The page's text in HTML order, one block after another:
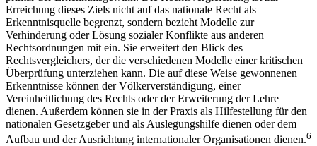
Erreichung dieses Ziels nicht auf das nationale Recht als
Erkenntnisquelle begrenzt, sondern bezieht Modelle zur
Verhinderung oder Lösung sozialer Konflikte aus anderen
Rechtsordnungen mit ein. Sie erweitert den Blick des
Rechtsvergleichers, der die verschiedenen Modelle einer kritischen
Überprüfung unterziehen kann. Die auf diese Weise gewonnenen
Erkenntnisse können der Völkerverständigung, einer
Vereinheitlichung des Rechts oder der Erweiterung der Lehre
dienen. Außerdem können sie in der Praxis als Hilfestellung für den
nationalen Gesetzgeber und als Auslegungshilfe dienen oder dem
Aufbau und der Ausrichtung internationaler Organisationen dienen.6